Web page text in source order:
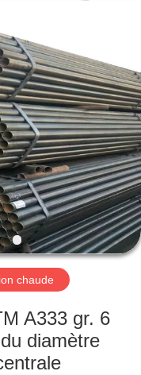
chaude
A333 gr. 6
diamètre